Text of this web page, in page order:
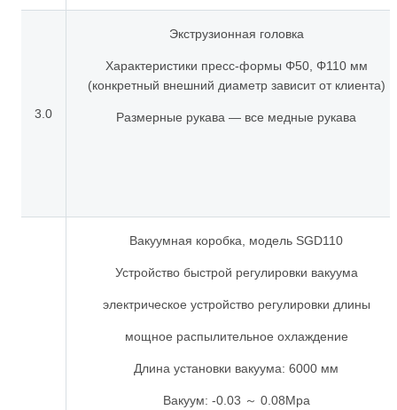
3.0
Экструзионная головка
Характеристики пресс-формы Φ50, Φ110 мм
(конкретный внешний диаметр зависит от клиента)
Размерные рукава — все медные рукава
Вакуумная коробка, модель SGD110
Устройство быстрой регулировки вакуума
электрическое устройство регулировки длины
мощное распылительное охлаждение
Длина установки вакуума: 6000 мм
Вакуум: -0.03 ～ 0.08Mpa